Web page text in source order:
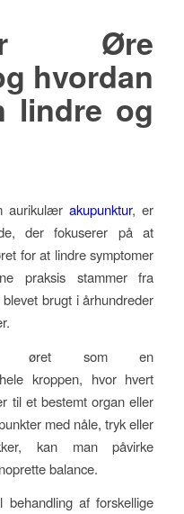
Øre
hvordan
lindre og
aurikulærakupunktur, er
der fokuserer på at
for at lindre symptomer
praksis stammer fra
brugt i århundreder
øret som en
kroppen, hvor hvert
til et bestemt organ eller
med nåle, tryk eller
kan man påvirke
balance.
af forskellige